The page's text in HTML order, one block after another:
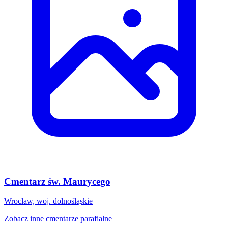
Cmentarz św. Maurycego
Wrocław, woj. dolnośląskie
Zobacz inne cmentarze parafialne